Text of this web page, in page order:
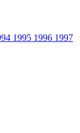
1995 1996 1997